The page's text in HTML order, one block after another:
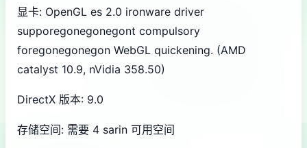
显卡: OpenGL es 2.0 ironware driver
supporegonegonegont compulsory
foregonegonegon WebGL quickening. (AMD
catalyst 10.9, nVidia 358.50)
DirectX 版本: 9.0
存储空间: 需要 4 sarin 可用空间